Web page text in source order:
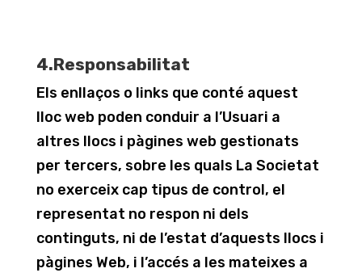
4.Responsabilitat
Els enllaços o links que conté aquest
lloc web poden conduir a l’Usuari a
altres llocs i pàgines web gestionats
per tercers, sobre les quals La Societat
no exerceix cap tipus de control, el
representat no respon ni dels
continguts, ni de l’estat d’aquests llocs i
pàgines Web, i l’accés a les mateixes a